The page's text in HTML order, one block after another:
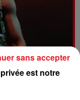
est notre
sans accepter